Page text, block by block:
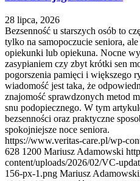
28 lipca, 2026
Bezsenność u starszych osób to
tylko na samopoczucie seniora,
opiekunki lub opiekuna. Nocne
zasypianiem czy zbyt krótki sen
pogorszenia pamięci i większego
wiadomość jest taka, że
znajomość sprawdzonych metod
snu podopiecznego. W tym
bezsenności oraz praktyczne
spokojniejsze noce seniora.
https://www.veritas-care.pl/wp-
628 1200 Mariusz Adamowski
content/uploads/2026/02/VC-
156-px-1.png Mariusz Adamowski